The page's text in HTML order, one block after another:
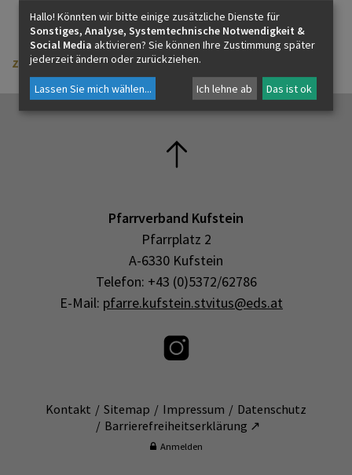
zurück
Pfarrverband Kufstein
Pfarrplatz 2
A-6330 Kufstein
Telefon: +43 (0)5372/62786
E-Mail: pfarre.kufstein.stvitus@eds.at
Kontakt Sitemap Impressum
Datenschutz
Barrierefreiheitserklärung ↗
Anmelden
Hallo! Könnten wir bitte einige zusätzliche Dienste für
Sonstiges, Analyse, Systemtechnische Notwendigkeit &
Social Media aktivieren? Sie können Ihre Zustimmung später
jederzeit ändern oder zurückziehen.
Lassen Sie mich wählen... Ich lehne ab Das ist ok